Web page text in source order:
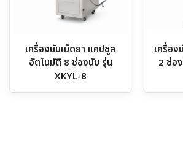
เครื่องนับเม็ดยา แคปซูล
อัตโนมัติ 8 ช่องนับ รุ่น
XKYL-8
เครื่อง
2 ช่อ